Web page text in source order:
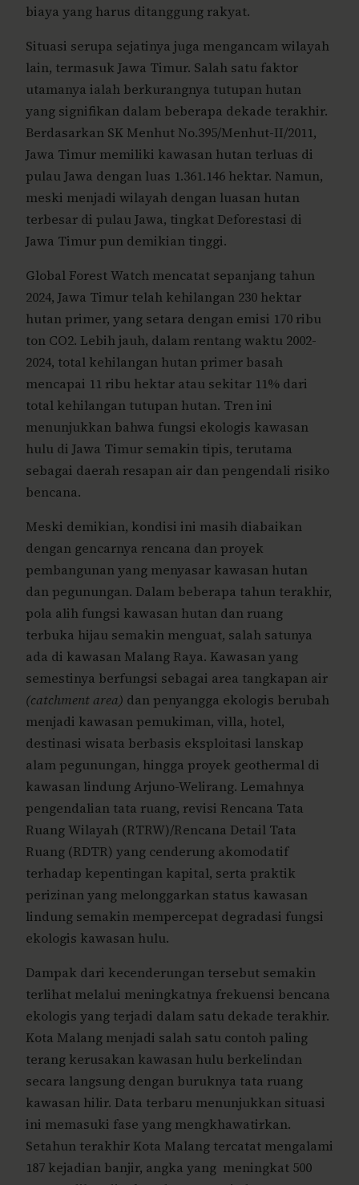
biaya yang harus ditanggung rakyat.
Situasi serupa sejatinya juga mengancam wilayah
lain, termasuk Jawa Timur. Salah satu faktor
utamanya ialah berkurangnya tutupan hutan
yang signifikan dalam beberapa dekade terakhir.
Berdasarkan SK Menhut No.395/Menhut-II/2011,
Jawa Timur memiliki kawasan hutan terluas di
pulau Jawa dengan luas 1.361.146 hektar. Namun,
meski menjadi wilayah dengan luasan hutan
terbesar di pulau Jawa, tingkat Deforestasi di
Jawa Timur pun demikian tinggi.
Global Forest Watch mencatat sepanjang tahun
2024, Jawa Timur telah kehilangan 230 hektar
hutan primer, yang setara dengan emisi 170 ribu
ton CO2. Lebih jauh, dalam rentang waktu 2002-
2024, total kehilangan hutan primer basah
mencapai 11 ribu hektar atau sekitar 11% dari
total kehilangan tutupan hutan. Tren ini
menunjukkan bahwa fungsi ekologis kawasan
hulu di Jawa Timur semakin tipis, terutama
sebagai daerah resapan air dan pengendali risiko
bencana.
Meski demikian, kondisi ini masih diabaikan
dengan gencarnya rencana dan proyek
pembangunan yang menyasar kawasan hutan
dan pegunungan. Dalam beberapa tahun terakhir,
pola alih fungsi kawasan hutan dan ruang
terbuka hijau semakin menguat, salah satunya
ada di kawasan Malang Raya. Kawasan yang
semestinya berfungsi sebagai area tangkapan air
(catchment area) dan penyangga ekologis berubah
menjadi kawasan pemukiman, villa, hotel,
destinasi wisata berbasis eksploitasi lanskap
alam pegunungan, hingga proyek geothermal di
kawasan lindung Arjuno-Welirang. Lemahnya
pengendalian tata ruang, revisi Rencana Tata
Ruang Wilayah (RTRW)/Rencana Detail Tata
Ruang (RDTR) yang cenderung akomodatif
terhadap kepentingan kapital, serta praktik
perizinan yang melonggarkan status kawasan
lindung semakin mempercepat degradasi fungsi
ekologis kawasan hulu.
Dampak dari kecenderungan tersebut semakin
terlihat melalui meningkatnya frekuensi bencana
ekologis yang terjadi dalam satu dekade terakhir.
Kota Malang menjadi salah satu contoh paling
terang kerusakan kawasan hulu berkelindan
secara langsung dengan buruknya tata ruang
kawasan hilir. Data terbaru menunjukkan situasi
ini memasuki fase yang mengkhawatirkan.
Setahun terakhir Kota Malang tercatat mengalami
187 kejadian banjir, angka yang meningkat 500